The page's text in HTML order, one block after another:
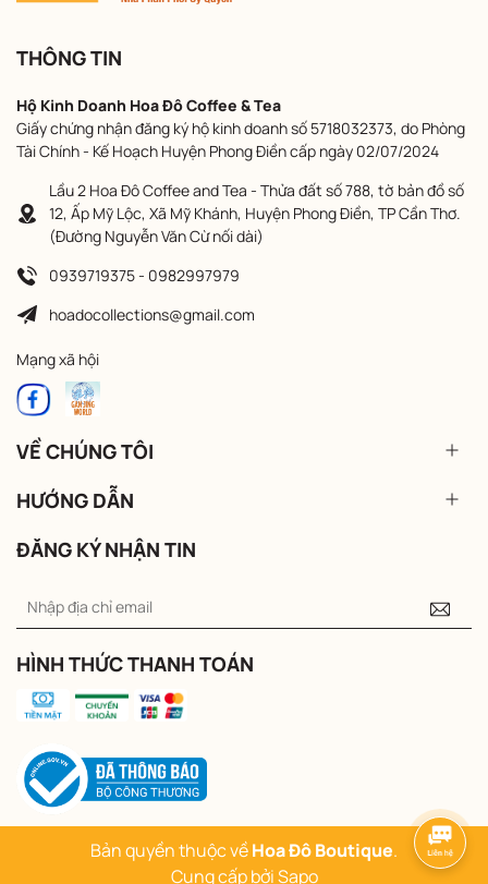
THÔNG TIN
Hộ Kinh Doanh Hoa Đô Coffee & Tea
Giấy chứng nhận đăng ký hộ kinh doanh số 5718032373, do Phòng
Tài Chính - Kế Hoạch Huyện Phong Điền cấp ngày 02/07/2024
Lầu 2 Hoa Đô Coffee and Tea - Thửa đất số 788, tờ bản đồ số
12, Ấp Mỹ Lộc, Xã Mỹ Khánh, Huyện Phong Điền, TP Cần Thơ.
(Đường Nguyễn Văn Cừ nối dài)
0939719375 - 0982997979
hoadocollections@gmail.com
Mạng xã hội
VỀ CHÚNG TÔI
HƯỚNG DẪN
ĐĂNG KÝ NHẬN TIN
HÌNH THỨC THANH TOÁN
Bản quyền thuộc vềHoa Đô Boutique.
Cung cấp bởiSapo